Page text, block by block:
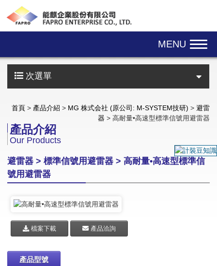
MENU
次選單
首頁 > 產品介紹 > MG 株式会社 (原公司: M-SYSTEM技研) > 避雷
器 > 高耐量•高速型標準信號用避雷器
產品介紹
Our Products
避雷器 > 標準信號用避雷器 > 高耐量•高速型標準信
號用避雷器
檔案下載 產品洽詢
產品型號